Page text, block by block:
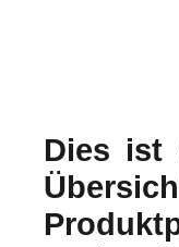
Dies ist